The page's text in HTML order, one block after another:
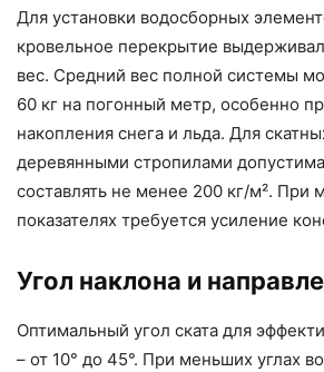
Для установки водосборных
кровельное перекрытие
вес. Средний вес полной системы
60 кг на погонный метр, особенно
накопления снега и льда. Для
деревянными стропилами
составлять не менее 200 кг/м². При
показателях требуется усиление
Угол наклона и
Оптимальный угол ската для
– от 10° до 45°. При меньших углах